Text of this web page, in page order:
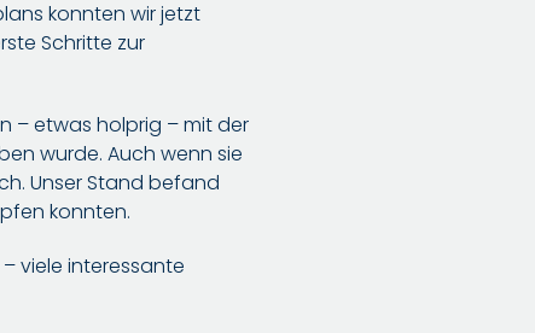
konnten wir jetzt
Schritte zur
– etwas holprig – mit der
wurde. Auch wenn sie
Unser Stand befand
konnten.
viele interessante